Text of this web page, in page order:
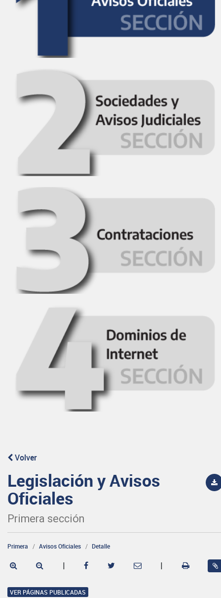
Volver
Legislación y Avisos
Oficiales
Primera sección
Primera Avisos Oficiales Detalle
| |
VER PÁGINAS PUBLICADAS